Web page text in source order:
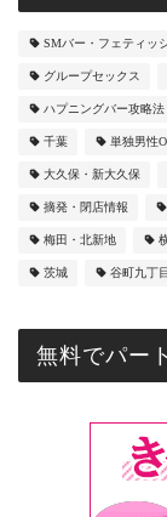
SMバー・フェティッ
グループセックス
ハプニングバー攻略法
千葉 単独男性
大久保・新大久保
摘発・閉店情報
梅田・北新地
茨城 谷町九丁
無料でパー